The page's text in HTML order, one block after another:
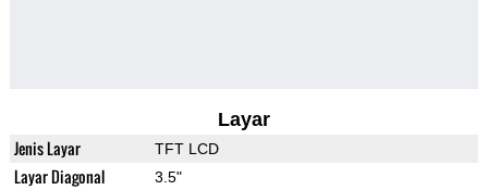
Layar
Jenis Layar TFT LCD
Layar Diagonal 3.5"